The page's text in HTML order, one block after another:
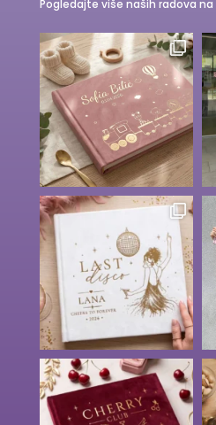
Pogledajte više naših radova na